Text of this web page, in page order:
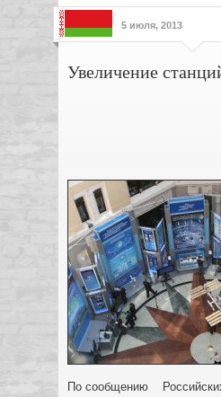
5 июля, 2013
Увеличение
По сообщению